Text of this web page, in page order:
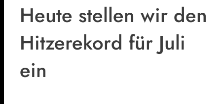
Heute stellen wir den
Hitzerekord für Juli
ein